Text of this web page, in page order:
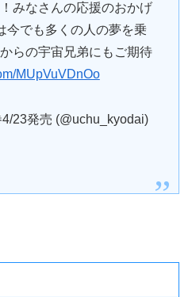
みなさんの応援のおかげ
今でも多くの人の夢を乗
らの宇宙兄弟にもご期待
MUpVuVDnOo
23発売 (@uchu_kyodai)